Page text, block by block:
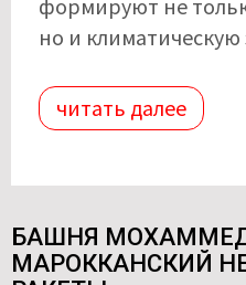
формируют не
но и
читать далее
БАШНЯ
МАРОККАНСКИЙ